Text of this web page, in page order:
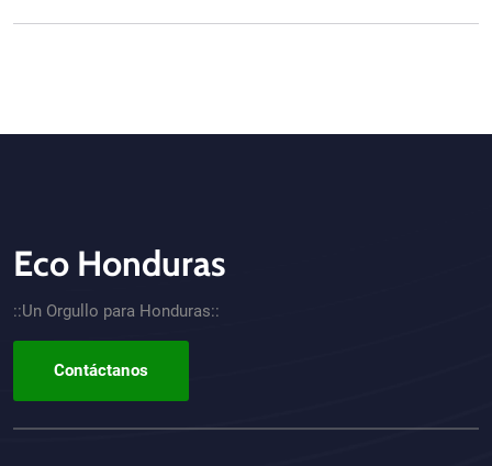
CTA - Footer
Eco Honduras
::Un Orgullo para Honduras::
Contáctanos